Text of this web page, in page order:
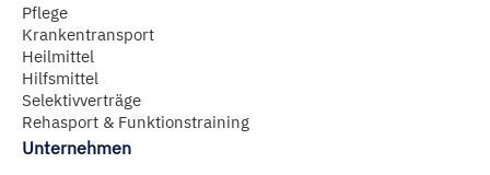
Pflege
Krankentransport
Heilmittel
Hilfsmittel
Selektivverträge
Rehasport & Funktionstraining
Unternehmen